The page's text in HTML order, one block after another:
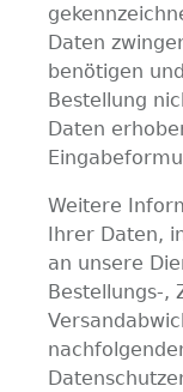
Daten
benötigen
Bestellung
Daten
Weitere
Ihrer Daten,
an unsere
Bestellungs-,